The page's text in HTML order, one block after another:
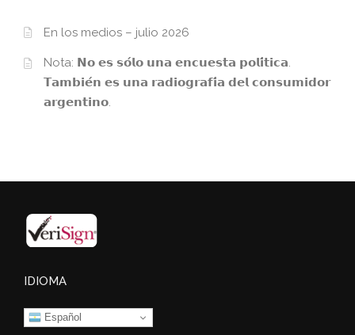
En los medios – julio 2026
Nota: 𝗡𝗼 𝗲𝘀 𝘀𝗼́𝗹𝗼 𝘂𝗻𝗮 𝗲𝗻𝗰𝘂𝗲𝘀𝘁𝗮 𝗽𝗼𝗹𝗶́𝘁𝗶𝗰𝗮.
𝗧𝗮𝗺𝗯𝗶𝗲́𝗻 𝗲𝘀 𝘂𝗻𝗮 𝗿𝗮𝗱𝗶𝗼𝗴𝗿𝗮𝗳𝗶́𝗮 𝗱𝗲𝗹 𝗰𝗼𝗻𝘀𝘂𝗺𝗶𝗱𝗼𝗿
𝗮𝗿𝗴𝗲𝗻𝘁𝗶𝗻𝗼.
IDIOMA
Español